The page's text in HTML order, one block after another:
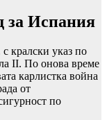
за Испания
кралски указ по
II. По онова време
карлистка война
от
по